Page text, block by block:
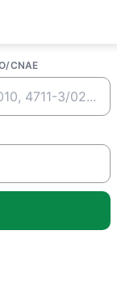
CNAE